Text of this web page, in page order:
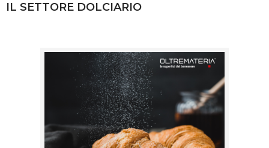
IL SETTORE DOLCIARIO